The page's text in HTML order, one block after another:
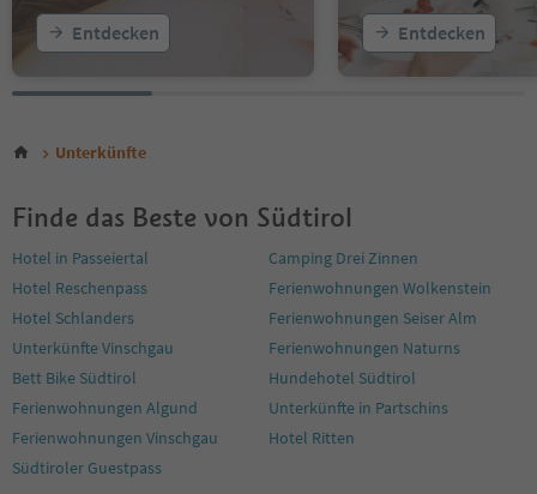
Entdecken Entdecken
Unterkünfte
Finde das Beste von Südtirol
Hotel in Passeiertal
Camping Drei Zinnen
Hotel Reschenpass
Ferienwohnungen Wolkenstein
Hotel Schlanders
Ferienwohnungen Seiser Alm
Unterkünfte Vinschgau
Ferienwohnungen Naturns
Bett Bike Südtirol
Hundehotel Südtirol
Ferienwohnungen Algund
Unterkünfte in Partschins
Ferienwohnungen Vinschgau
Hotel Ritten
Südtiroler Guestpass